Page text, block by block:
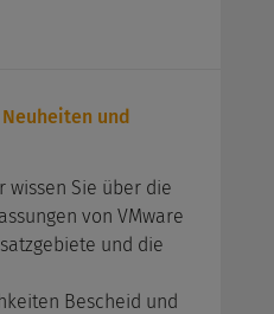
Neuheiten und
wissen Sie über die
von VMware
und die
Bescheid und